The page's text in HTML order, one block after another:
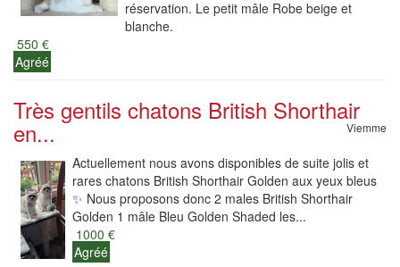
réservation. Le petit mâle Robe beige et
blanche.
550 €
Agréé
Très gentils chatons British Shorthair
en... Viemme
Actuellement nous avons disponibles de suite jolis et
rares chatons British Shorthair Golden aux yeux bleus
✨ Nous proposons donc 2 males British Shorthair
Golden 1 mâle Bleu Golden Shaded les...
1000 €
Agréé